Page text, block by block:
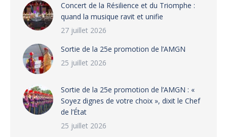
‎​Concert de la Résilience et du Triomphe :
quand la musique ravit et unifie
27 juillet 2026
‎Sortie de la 25e promotion de l’AMGN
25 juillet 2026
‎Sortie de la 25e promotion de l’AMGN : «
Soyez dignes de votre choix », dixit le Chef
de l’État
25 juillet 2026